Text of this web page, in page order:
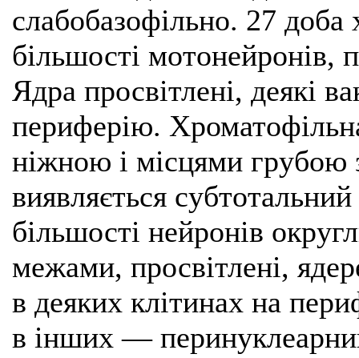
слабобазофільно. 27 доба
більшості
Ядра просвітлені, деякі
периферію.
ніжною і місцями грубою
виявляється
більшості нейронів
межами, просвітлені,
в деяких клітинах на
в інших —